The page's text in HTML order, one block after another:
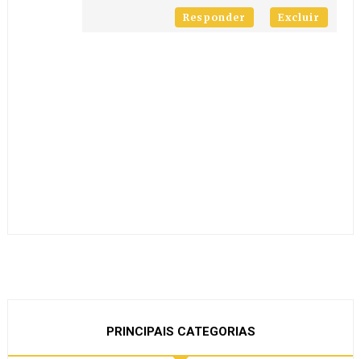
Responder Excluir
PRINCIPAIS CATEGORIAS